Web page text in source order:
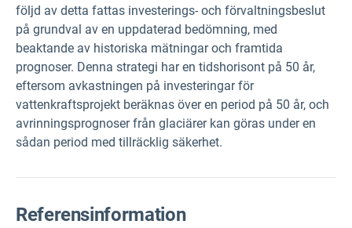
följd av detta fattas investerings- och förvaltningsbeslut
på grundval av en uppdaterad bedömning, med
beaktande av historiska mätningar och framtida
prognoser. Denna strategi har en tidshorisont på 50 år,
eftersom avkastningen på investeringar för
vattenkraftsprojekt beräknas över en period på 50 år, och
avrinningsprognoser från glaciärer kan göras under en
sådan period med tillräcklig säkerhet.
Referensinformation